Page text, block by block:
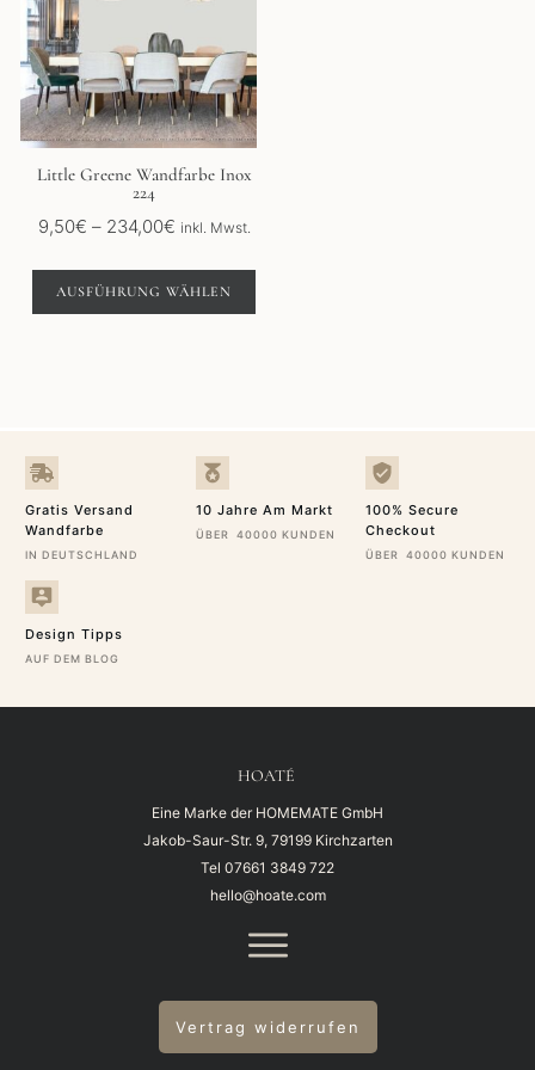
Little Greene Wandfarbe Inox
224
9,50€ – 234,00€Preisspanne:
bis
234,00€
inkl. Mwst.
AUSFÜHRUNG WÄHLEN
auf.
Optionen
können
auf
der
Produktseite
gewählt
Gratis Versand
Wandfarbe
IN DEUTSCHLAND
10 Jahre Am Markt
ÜBER 40000 KUNDEN
100% Secure
Checkout
ÜBER 40000 KUNDEN
Design Tipps
AUF DEM BLOG
HOATÉ
Eine Marke der HOMEMATE GmbH
Jakob-Saur-Str. 9, 79199 Kirchzarten
Tel 07661 3849 722
hello@hoate.com
Vertrag widerrufen